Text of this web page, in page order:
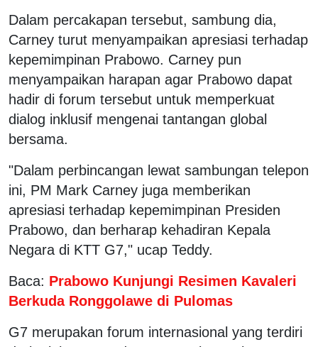
Dalam percakapan tersebut, sambung dia,
Carney turut menyampaikan apresiasi terhadap
kepemimpinan Prabowo. Carney pun
menyampaikan harapan agar Prabowo dapat
hadir di forum tersebut untuk memperkuat
dialog inklusif mengenai tantangan global
bersama.
"Dalam perbincangan lewat sambungan telepon
ini, PM Mark Carney juga memberikan
apresiasi terhadap kepemimpinan Presiden
Prabowo, dan berharap kehadiran Kepala
Negara di KTT G7," ucap Teddy.
Baca: Prabowo Kunjungi Resimen Kavaleri
Berkuda Ronggolawe di Pulomas
G7 merupakan forum internasional yang terdiri